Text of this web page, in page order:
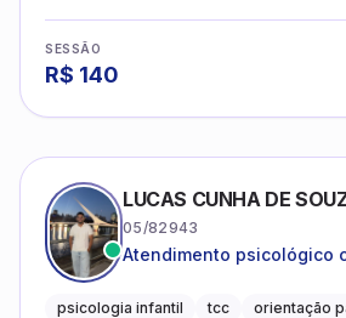
SESSÃO
R$ 140
LUCAS CUNHA DE
05/82943
Atendimento psicológico
promovendo equilíbrio
psicologia infantil tcc orientação